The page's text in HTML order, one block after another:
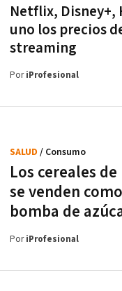
Netflix, Disney+,
uno los precios
streaming
PoriProfesional
Los cereales
se venden
bomba de
SALUD / Consumo
PoriProfesional